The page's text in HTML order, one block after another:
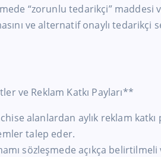
“zorunlu tedarikçi” maddesi
ve alternatif onaylı tedarikçi
ve Reklam Katkı Payları**
alanlardan aylık reklam
talep eder.
sözleşmede açıkça belirtilmeli